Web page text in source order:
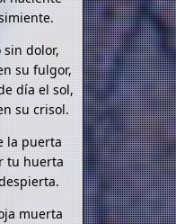
dolor,
su fulgor,
día el sol,
su crisol.
la puerta
tu huerta
muerta